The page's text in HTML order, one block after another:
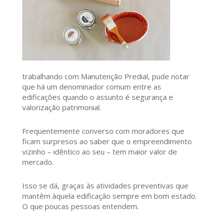
trabalhando com Manutenção Predial, pude notar
que há um denominador comum entre as
edificações quando o assunto é segurança e
valorização patrimonial.
Frequentemente converso com moradores que
ficam surpresos ao saber que o empreendimento
vizinho – idêntico ao seu – tem maior valor de
mercado.
Isso se dá, graças às atividades preventivas que
mantêm àquela edificação sempre em bom estado.
O que poucas pessoas entendem.